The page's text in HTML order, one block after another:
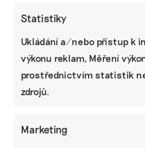
Statistiky
Ukládání a/nebo přístup k
výkonu reklam, Měření
prostřednictvím statistik
zdrojů.
Marketing
BRANDNEWS
Ani trend,
způsob, jak
její
ZJEDNODUŠTE SI ŽIVOT S ESG